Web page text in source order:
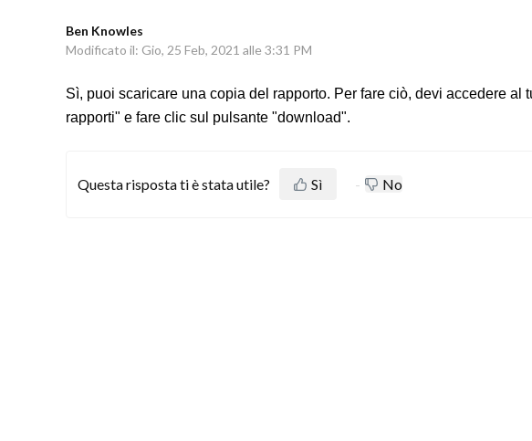
Ben Knowles
Modificato il: Gio, 25 Feb, 2021 alle 3:31 PM
Sì, puoi scaricare una copia del rapporto. Per fare ciò, devi accedere al
rapporti" e fare clic sul pulsante "download".
Questa risposta ti è stata utile? Sì No